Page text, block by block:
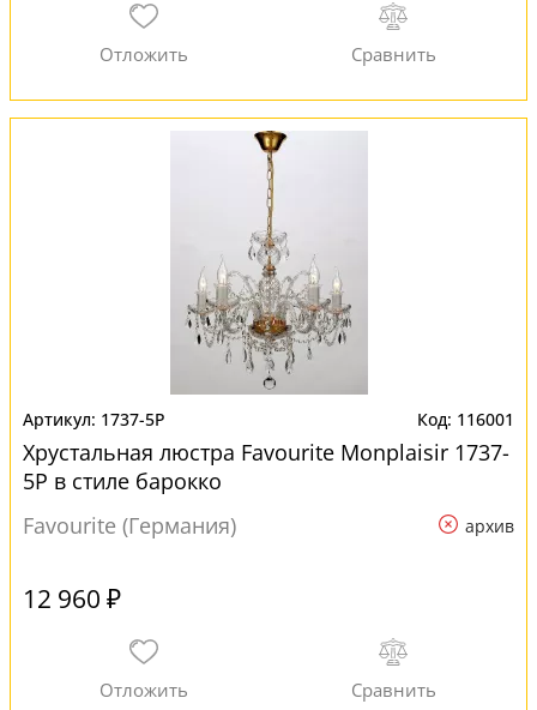
1737-5P 116001
Хрустальная люстра Favourite Мonplaisir 1737-
5P в стиле барокко
Favourite (Германия)
архив
12 960 ₽